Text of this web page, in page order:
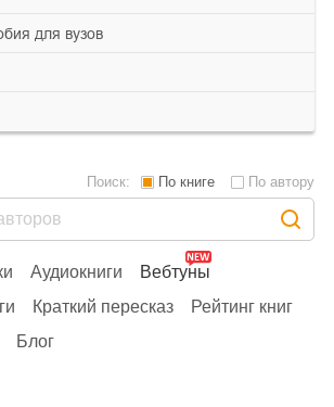
для вузов
Аудиокниги
Вебтуны
Краткий пересказ
Рейтинг книг
Блог
Поиск: По книге По автору